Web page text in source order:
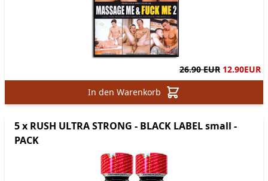
26.90 EUR 12.90EUR
In den Warenkorb
5 x RUSH ULTRA STRONG - BLACK LABEL small -
PACK